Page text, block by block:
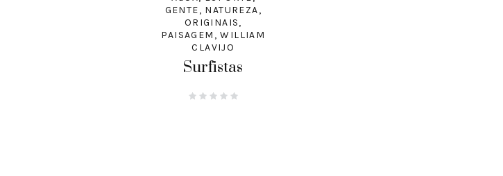
GENTE, NATUREZA,
ORIGINAIS,
PAISAGEM ,WILLIAM
CLAVIJO
Surfistas